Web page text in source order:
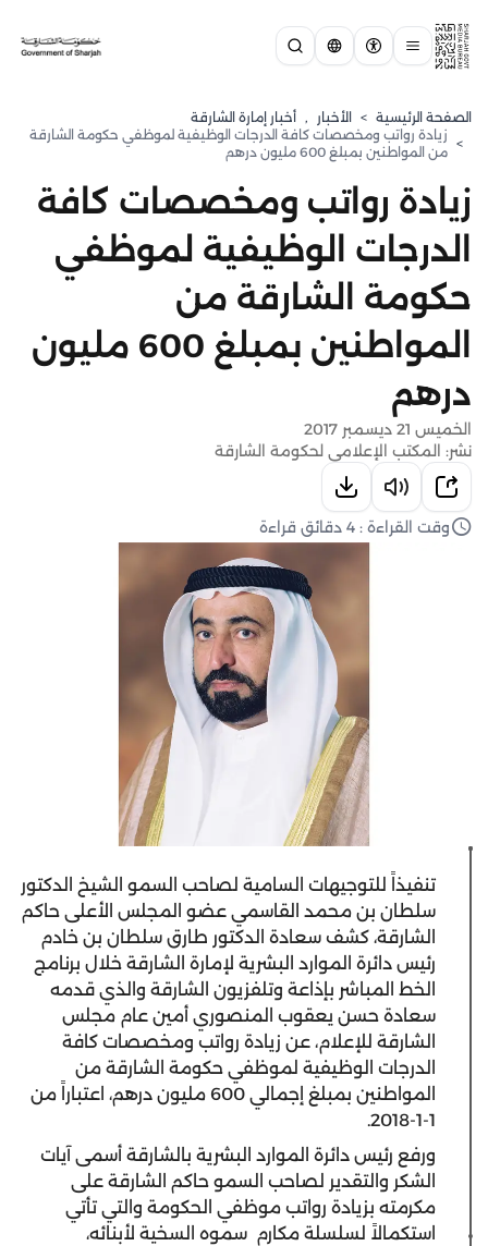
الصفحة الرئيسية > الأخبار , أخبار إمارة الشارقة
>
زيادة رواتب ومخصصات كافة الدرجات الوظيفية لموظفي حكومة الشارقة
من المواطنين بمبلغ 600 مليون درهم
زيادة رواتب ومخصصات كافة
الدرجات الوظيفية لموظفي
حكومة الشارقة من
المواطنين بمبلغ 600 مليون
درهم
الخميس 21 ديسمبر 2017
نشر: المكتب الإعلامي لحكومة الشارقة
وقت القراءة : 4 دقائق قراءة
تنفيذاً للتوجيهات السامية لصاحب السمو الشيخ الدكتور
سلطان بن محمد القاسمي عضو المجلس الأعلى حاكم
الشارقة، كشف سعادة الدكتور طارق سلطان بن خادم
رئيس دائرة الموارد البشرية لإمارة الشارقة خلال برنامج
الخط المباشر بإذاعة وتلفزيون الشارقة والذي قدمه
سعادة حسن يعقوب المنصوري أمين عام مجلس
الشارقة للإعلام، عن زيادة رواتب ومخصصات كافة
الدرجات الوظيفية لموظفي حكومة الشارقة من
المواطنين بمبلغ إجمالي 600 مليون درهم، اعتباراً من
1-1-2018.
ورفع رئيس دائرة الموارد البشرية بالشارقة أسمى آيات
الشكر والتقدير لصاحب السمو حاكم الشارقة على
مكرمته بزيادة رواتب موظفي الحكومة والتي تأتي
استكمالاً لسلسلة مكارم سموه السخية لأبنائه،